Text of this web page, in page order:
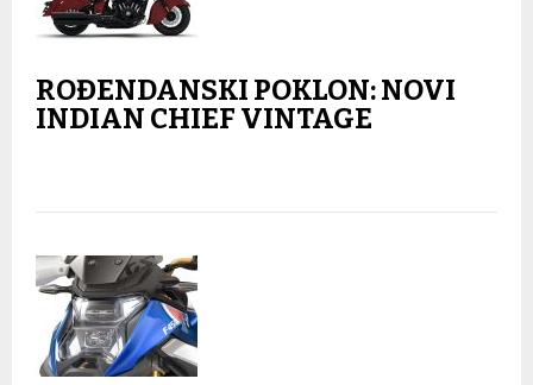
ROĐENDANSKI POKLON: NOVI
INDIAN CHIEF VINTAGE